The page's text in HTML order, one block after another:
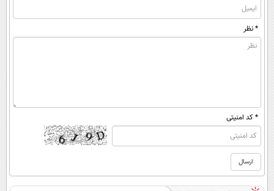
* نظر
* کد امنیتی